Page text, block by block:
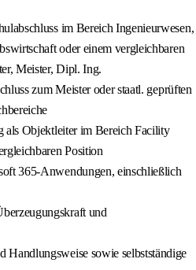
im Bereich Ingenieurwesen,
oder einem vergleichbaren
Meister, Dipl. Ing.
zum Meister oder staatl. geprüften
als Objektleiter im Bereich Facility
Position
365-Anwendungen, einschließlich
und
Handlungsweise sowie selbstständige